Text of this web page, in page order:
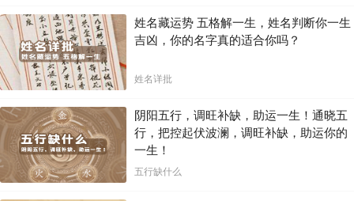
姓名藏运势 五格解一生，姓名判断你一生
吉凶，你的名字真的适合你吗？
姓名详批
阴阳五行，调旺补缺，助运一生！通晓五
行，把控起伏波澜，调旺补缺，助运你的
一生！
五行缺什么